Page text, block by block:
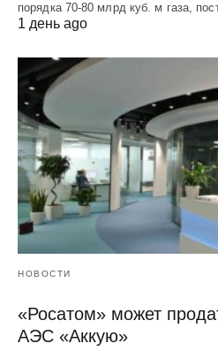
порядка 70-80 млрд куб. м газа,
1 день ago
НОВОСТИ
«Росатом» может
АЭС «Аккую»